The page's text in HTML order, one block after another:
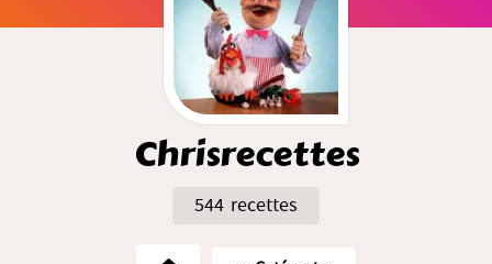
Chrisrecettes
544 recettes